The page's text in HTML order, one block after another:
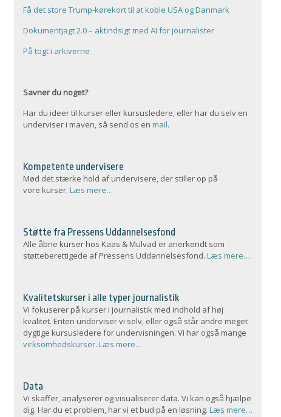
Få det store Trump-kørekort til at koble USA og Danmark
Dokumentjagt 2.0 – aktindsigt med AI for journalister
På togt i arkiverne
Savner du noget?
Har du ideer til kurser eller kursusledere, eller har du selv en
underviser i maven, så send os en mail.
Kompetente undervisere
Mød det stærke hold af undervisere, der stiller op på
vore kurser. Læs mere…
Støtte fra Pressens Uddannelsesfond
Alle åbne kurser hos Kaas & Mulvad er anerkendt som
støtteberettigede af Pressens Uddannelsesfond. Læs mere…
Kvalitetskurser i alle typer journalistik
Vi fokuserer på kurser i journalistik med indhold af høj
kvalitet. Enten underviser vi selv, eller også står andre meget
dygtige kursusledere for undervisningen. Vi har også mange
virksomhedskurser. Læs mere…
Data
Vi skaffer, analyserer og visualiserer data. Vi kan også hjælpe
dig. Har du et problem, har vi et bud på en løsning. Læs mere…